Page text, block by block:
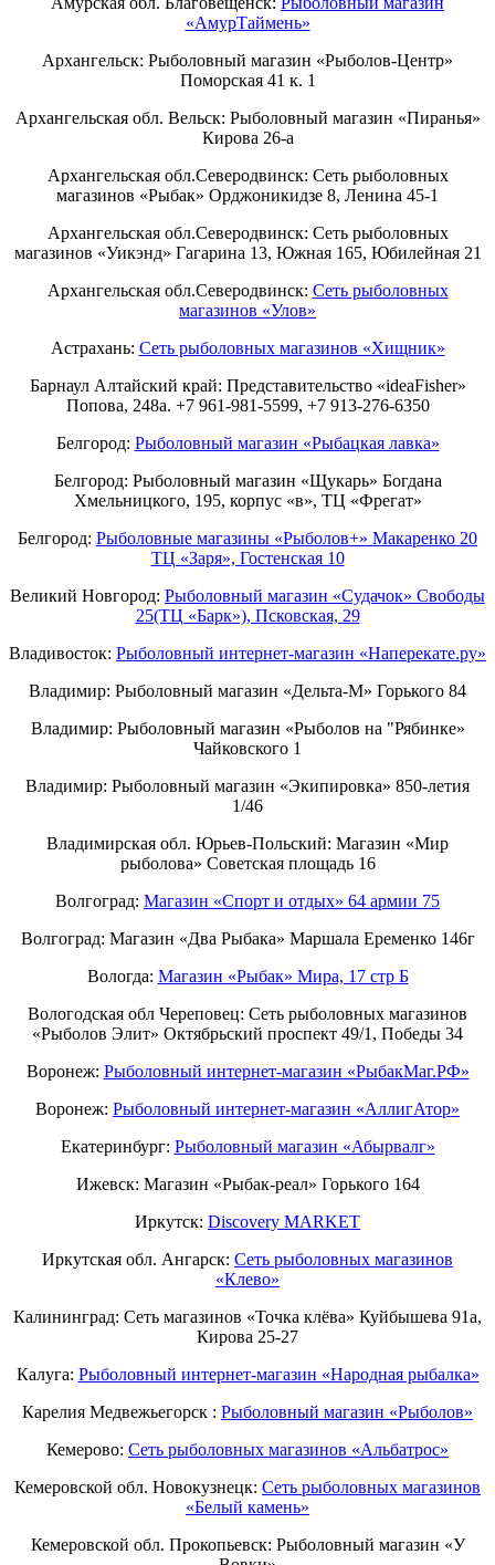
«АмурТаймень»
Архангельск: Рыболовный магазин «Рыболов-Центр»
Поморская 41 к. 1
Архангельская обл. Вельск: Рыболовный магазин «Пиранья»
Кирова 26-а
Архангельская обл.Северодвинск: Сеть рыболовных
магазинов «Рыбак» Орджоникидзе 8, Ленина 45-1
Архангельская обл.Северодвинск: Сеть рыболовных
магазинов «Уикэнд» Гагарина 13, Южная 165, Юбилейная 21
Архангельская обл.Северодвинск: Сеть рыболовных
магазинов «Улов»
Астрахань: Сеть рыболовных магазинов «Хищник»
Барнаул Алтайский край: Представительство «ideaFisher»
Попова, 248а. +7 961-981-5599, +7 913-276-6350
Белгород: Рыболовный магазин «Рыбацкая лавка»
Белгород: Рыболовный магазин «Щукарь» Богдана
Хмельницкого, 195, корпус «в», ТЦ «Фрегат»
Белгород: Рыболовные магазины «Рыболов+» Макаренко 20
ТЦ «Заря», Гостенская 10
Великий Новгород: Рыболовный магазин «Судачок» Свободы
25(ТЦ «Барк»), Псковская, 29
Владивосток: Рыболовный интернет-магазин «Наперекате.ру»
Владимир: Рыболовный магазин «Дельта-М» Горького 84
Владимир: Рыболовный магазин «Рыболов на "Рябинке»
Чайковского 1
Владимир: Рыболовный магазин «Экипировка» 850-летия
1/46
Владимирская обл. Юрьев-Польский: Магазин «Мир
рыболова» Советская площадь 16
Волгоград: Магазин «Спорт и отдых» 64 армии 75
Волгоград: Магазин «Два Рыбака» Маршала Еременко 146г
Вологда: Магазин «Рыбак» Мира, 17 стр Б
Вологодская обл Череповец: Сеть рыболовных магазинов
«Рыболов Элит» Октябрьский проспект 49/1, Победы 34
Воронеж: Рыболовный интернет-магазин «РыбакМаг.РФ»
Воронеж: Рыболовный интернет-магазин «АллигАтор»
Екатеринбург: Рыболовный магазин «Абырвалг»
Ижевск: Магазин «Рыбак-реал» Горького 164
Иркутск: Discovery MARKET
Иркутская обл. Ангарск: Сеть рыболовных магазинов
«Клево»
Калининград: Сеть магазинов «Точка клёва» Куйбышева 91а,
Кирова 25-27
Калуга: Рыболовный интернет-магазин «Народная рыбалка»
Карелия Медвежьегорск : Рыболовный магазин «Рыболов»
Кемерово: Сеть рыболовных магазинов «Альбатрос»
Кемеровской обл. Новокузнецк: Сеть рыболовных магазинов
«Белый камень»
Кемеровской обл. Прокопьевск: Рыболовный магазин «У